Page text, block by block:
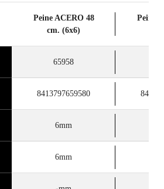
Peine ACERO 48
cm. (6x6)
Peine
65958
8413797659580
6mm
6mm